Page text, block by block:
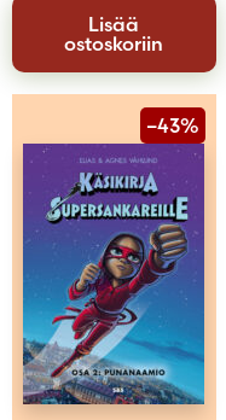
Lisää
ostoskoriin
–43%